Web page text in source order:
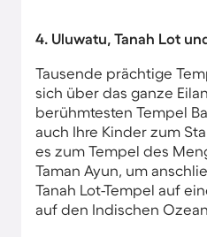
4. Uluwatu, Tanah Lot
Tausende prächtige
sich über das ganze
berühmtesten Tempel
auch Ihre Kinder zum
es zum Tempel des
Taman Ayun, um
Tanah Lot-Tempel auf
auf den Indischen